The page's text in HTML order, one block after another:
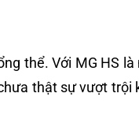
thể. Với MG HS
thật sự vượt